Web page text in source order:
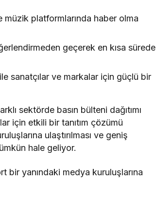
müzik platformlarında haber olma
geçerek en kısa sürede
sanatçılar ve markalar için güçlü bir
sektörde basın bülteni dağıtımı
için etkili bir tanıtım çözümü
ulaştırılması ve geniş
hale geliyor.
bir yanındaki medya kuruluşlarına